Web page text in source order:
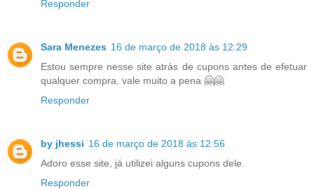
Responder
Sara Menezes 16 de março de 2018 às 12:29
Estou sempre nesse site atrás de cupons antes de efetuar
qualquer compra, vale muito a pena 🤗🤗
Responder
by jhessi 16 de março de 2018 às 12:56
Adoro esse site, já utilizei alguns cupons dele.
Responder